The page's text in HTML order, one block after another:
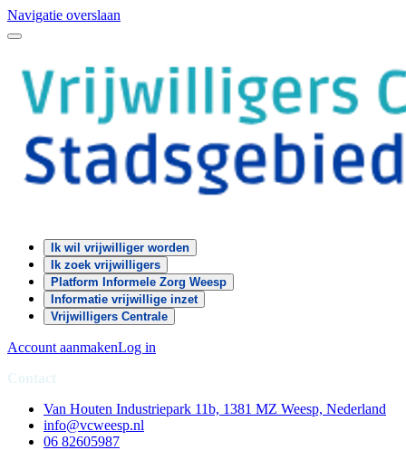
Navigatie overslaan
Ik wil vrijwilliger worden
Ik zoek vrijwilligers
Platform Informele Zorg Weesp
Informatie vrijwillige inzet
Vrijwilligers Centrale
Account aanmakenLog in
Van Houten Industriepark 11b, 1381 MZ Weesp, Nederland
info@vcweesp.nl
06 82605987